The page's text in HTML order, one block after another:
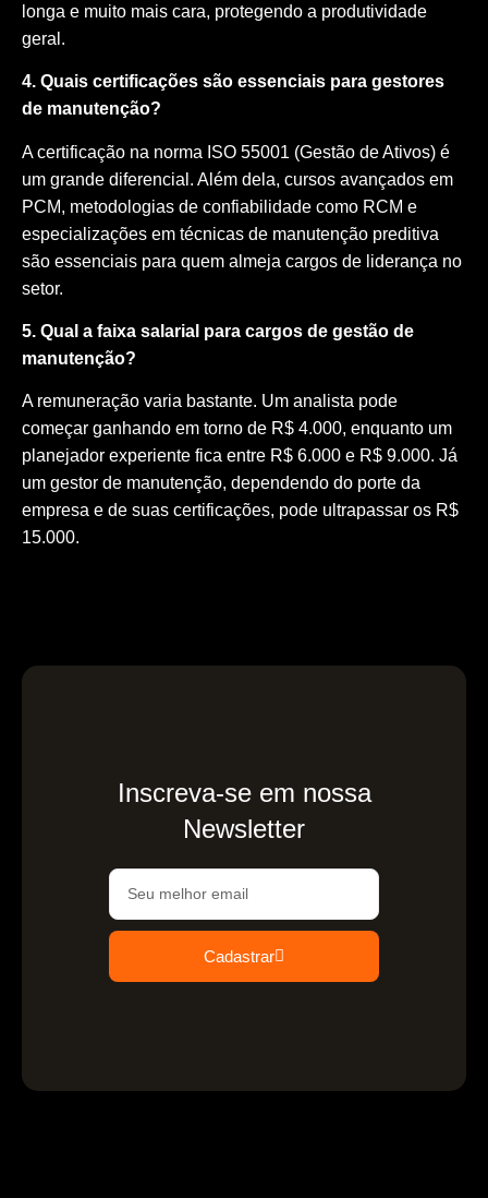
longa e muito mais cara, protegendo a produtividade
geral.
4. Quais certificações são essenciais para gestores
de manutenção?
A certificação na norma ISO 55001 (Gestão de Ativos) é
um grande diferencial. Além dela, cursos avançados em
PCM, metodologias de confiabilidade como RCM e
especializações em técnicas de manutenção preditiva
são essenciais para quem almeja cargos de liderança no
setor.
5. Qual a faixa salarial para cargos de gestão de
manutenção?
A remuneração varia bastante. Um analista pode
começar ganhando em torno de R$ 4.000, enquanto um
planejador experiente fica entre R$ 6.000 e R$ 9.000. Já
um gestor de manutenção, dependendo do porte da
empresa e de suas certificações, pode ultrapassar os R$
15.000.
Inscreva-se em nossa
Newsletter
Cadastrar